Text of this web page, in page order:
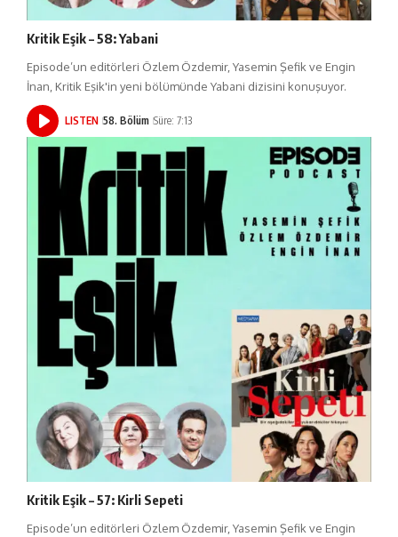
Kritik Eşik – 58: Yabani
Episode’un editörleri Özlem Özdemir, Yasemin Şefik ve Engin
İnan, Kritik Eşik'in yeni bölümünde Yabani dizisini konuşuyor.
LISTEN 58. Bölüm Süre: 7:13
Kritik Eşik – 57: Kirli Sepeti
Episode’un editörleri Özlem Özdemir, Yasemin Şefik ve Engin